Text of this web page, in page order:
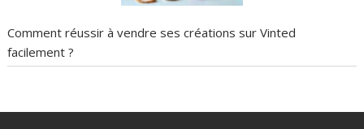
Comment réussir à vendre ses créations sur Vinted
facilement ?